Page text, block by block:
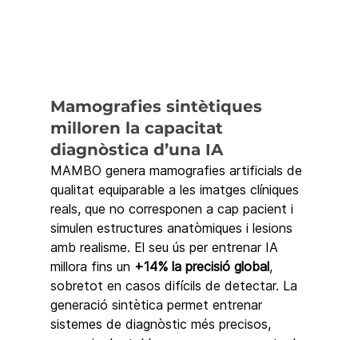
Mamografies sintètiques
milloren la capacitat
diagnòstica d’una IA
MAMBO genera mamografies artificials de
qualitat equiparable a les imatges clíniques
reals, que no corresponen a cap pacient i
simulen estructures anatòmiques i lesions
amb realisme. El seu ús per entrenar IA
millora fins un +14% la precisió global,
sobretot en casos difícils de detectar. La
generació sintètica permet entrenar
sistemes de diagnòstic més precisos,